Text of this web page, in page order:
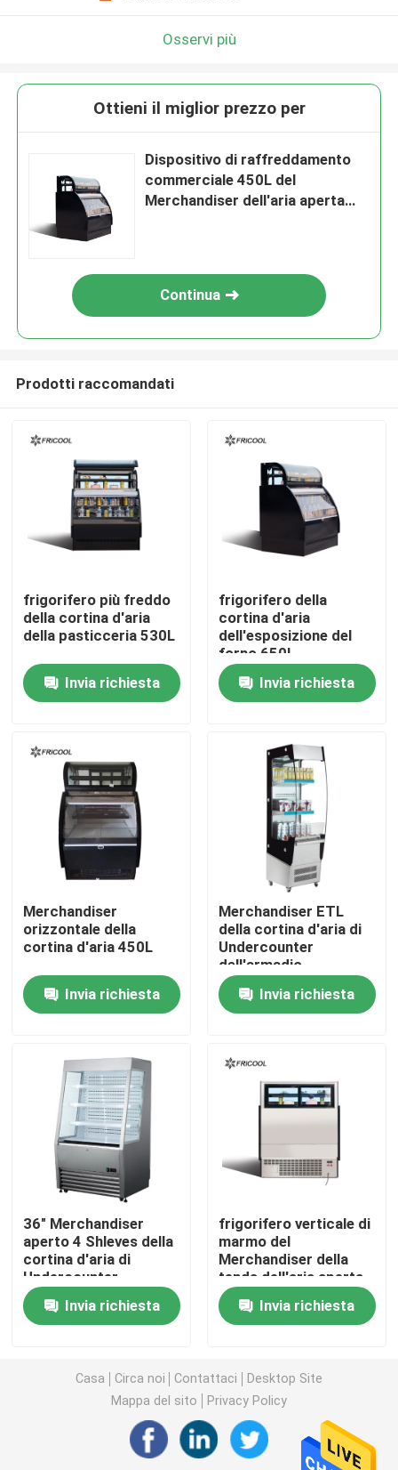
Casa
Prodotti
Chi siamo
Controllo di qualità
Contattaci
Contenitore per esposizione refrigerato del forno
Cassa refrigerata della ghiottoneria
Merchandisers di vetro della porta
congelatore dell'esposizione del gelato
Portata in frigorifero
sotto il contro congelatore di frigorifero
Tabella refrigerata della preparazione
dispositivo di raffreddamento dell'esposizione della
Macchina per ghiaccio commerciale
Osservi più
Ottieni il miglior prezzo per
Dispositivo di raffreddamento
commerciale 450L del
Merchandiser dell'aria aperta
Continua
Prodotti raccomandati
frigorifero più freddo
della cortina d'aria
della pasticceria 530L
Invia richiesta
frigorifero della
cortina d'aria
dell'esposizione del
forno 650L
Invia richiesta
Merchandiser
orizzontale della
cortina d'aria 450L
Invia richiesta
Merchandiser ETL
della cortina d'aria di
Undercounter
dell'armadio
frigorifero
dell'esposizione 180L
Invia richiesta
36" Merchandiser
aperto 4 Shleves della
cortina d'aria di
Undercounter
Invia richiesta
frigorifero verticale di
marmo del
Merchandiser della
tenda dell'aria aperta
del nero 530L
Invia richiesta
Casa Circa noi Contattaci
Desktop Site
Mappa del sito
Privacy Policy